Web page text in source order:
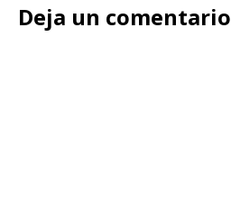
Deja un comentario